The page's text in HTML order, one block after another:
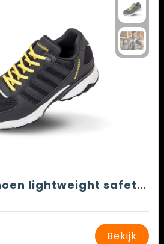
Veiligheidsschoen lightweight safety trainer
Bekijk